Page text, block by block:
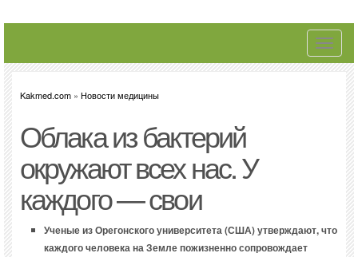
Toggle
Kakmed.com » Новости медицины
Облака из бактерий
окружают всех нас. У
каждого — свои
Ученые из Орегонского университета (США) утверждают, что
каждого человека на Земле пожизненно сопровождает